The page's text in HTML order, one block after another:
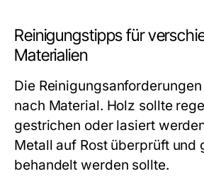
Reinigungstipps für
Materialien
Die
nach Material. Holz sollte
gestrichen oder lasiert
Metall auf Rost überprüft und
behandelt werden sollte.